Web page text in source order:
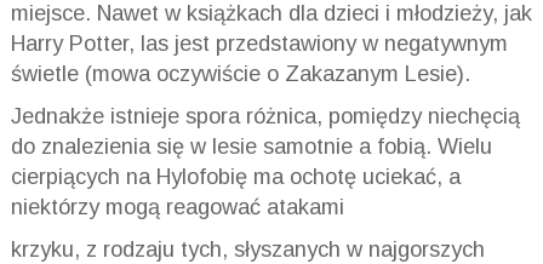
miejsce. Nawet w książkach dla dzieci i młodzieży, jak
Harry Potter, las jest przedstawiony w negatywnym
świetle (mowa oczywiście o Zakazanym Lesie).
Jednakże istnieje spora różnica, pomiędzy niechęcią
do znalezienia się w lesie samotnie a fobią. Wielu
cierpiących na Hylofobięma ochotę uciekać, a
niektórzy mogą reagować atakami
krzyku, z rodzaju tych, słyszanych w najgorszych